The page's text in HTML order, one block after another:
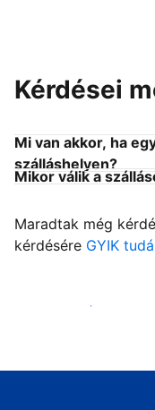
Kérdései
Mi van akkor, ha
szálláshelyen?
Mikor válik a
Maradtak még
kérdésére GYIK
Fogadja vendégeit